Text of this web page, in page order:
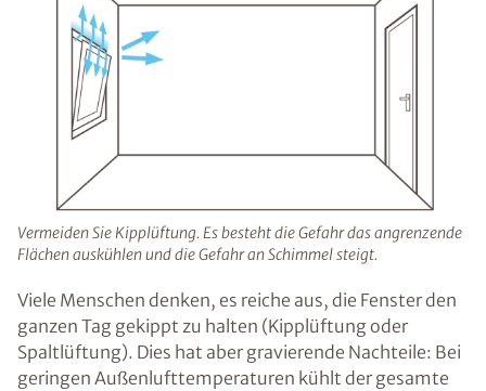
Vermeiden Sie Kipplüftung. Es besteht die Gefahr das angrenzende
Flächen auskühlen und die Gefahr an Schimmel steigt.
Viele Menschen denken, es reiche aus, die Fenster den
ganzen Tag gekippt zu halten (Kipplüftung oder
Spaltlüftung). Dies hat aber gravierende Nachteile: Bei
geringen Außenlufttemperaturen kühlt der gesamte